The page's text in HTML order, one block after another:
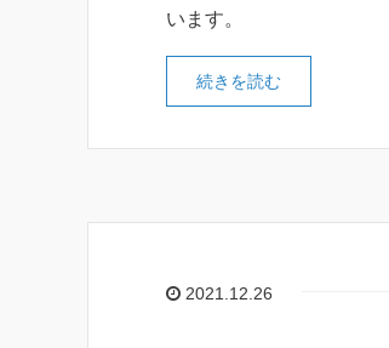
います。
続きを読む
2021.12.26